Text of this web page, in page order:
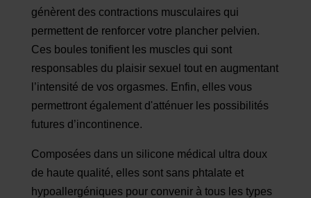
génèrent des contractions musculaires qui
permettent de renforcer votre plancher pelvien.
Ces boules tonifient les muscles qui sont
responsables du plaisir sexuel tout en augmentant
l’intensité de vos orgasmes. Enfin, elles vous
permettront également d'atténuer les possibilités
futures d’incontinence.
Composées dans un silicone médical ultra doux
de haute qualité, elles sont sans phtalate et
hypoallergéniques pour convenir à tous les types